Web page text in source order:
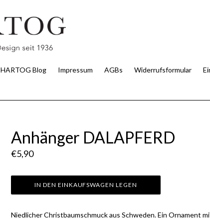
HARTOG Blog Impressum AGBs Widerrufsformular
Anhänger DALAPFERD
Normaler
€5,90
IN DEN EINKAUFSWAGEN LEGEN
Niedlicher Christbaumschmuck aus Schweden. Ein Ornament